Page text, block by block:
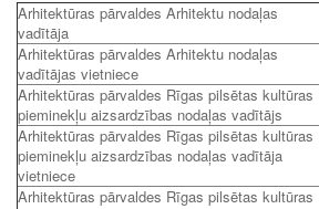
Arhitektūras pārvaldes Arhitektu nodaļas
vadītāja
Arhitektūras pārvaldes Arhitektu nodaļas
vadītājas vietniece
Arhitektūras pārvaldes Rīgas pilsētas kultūras
pieminekļu aizsardzības nodaļas vadītājs
Arhitektūras pārvaldes Rīgas pilsētas kultūras
pieminekļu aizsardzības nodaļas vadītāja
vietniece
Arhitektūras pārvaldes Rīgas pilsētas kultūras